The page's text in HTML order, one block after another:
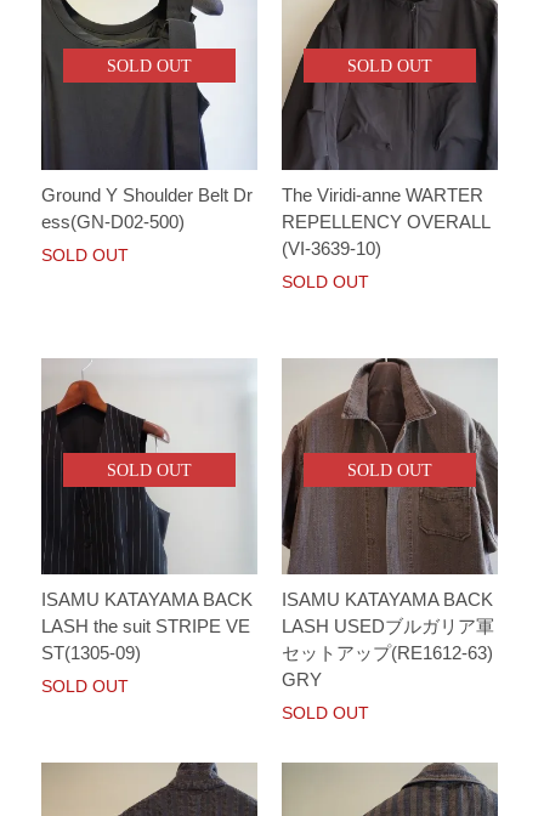
SOLD OUT
Ground Y Shoulder Belt Dr
ess(GN-D02-500)
SOLD OUT
SOLD OUT
The Viridi-anne WARTER
REPELLENCY OVERALL
(VI-3639-10)
SOLD OUT
SOLD OUT
ISAMU KATAYAMA BACK
LASH the suit STRIPE VE
ST(1305-09)
SOLD OUT
SOLD OUT
ISAMU KATAYAMA BACK
LASH USEDブルガリア軍
セットアップ(RE1612-63)
GRY
SOLD OUT